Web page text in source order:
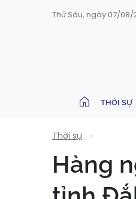
Thứ Sáu, ngày 07/08/
THỜI SỰ
Thời sự
Hàng